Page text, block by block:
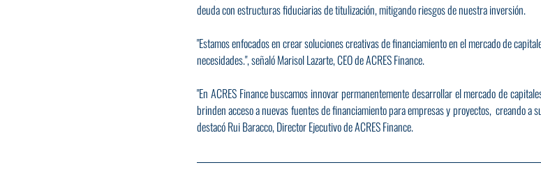
deuda con estructuras fiduciarias de titulización, mitigando riesgos de nuestra inversión.
"Estamos enfocados en crear soluciones creativas de financiamiento en el mercado de
necesidades.", señaló Marisol Lazarte, CEO de ACRES Finance.
"En ACRES Finance buscamos innovar permanentemente desarrollar el mercado de
brinden acceso a nuevas fuentes de financiamiento para empresas y proyectos,  creando a
destacó Rui Baracco, Director Ejecutivo de ACRES Finance.